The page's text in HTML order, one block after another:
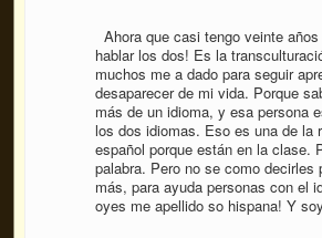
Ahora que casi tengo veinte
hablar los dos! Es la
muchos me a dado para seguir
desaparecer de mi vida. Porque
más de un idioma, y esa persona
los dos idiomas. Eso es una de la
español porque están en la clase.
palabra. Pero no se como
más, para ayuda personas con el
oyes me apellido so hispana! Y